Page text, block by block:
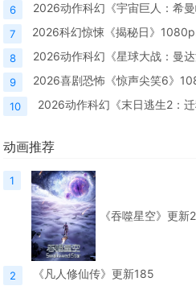
Shaun Mason
Shaun Mason
6 2026动作科幻《宇宙巨人：希
7 2026科幻惊悚《揭秘日》
8 2026动作科幻《星球大战：曼
9 2026喜剧恐怖《惊声尖笑6》
10 2026动作科幻《末日逃生2：
动画推荐
1
《吞噬星空》更新
2 《凡人修仙传》更新185